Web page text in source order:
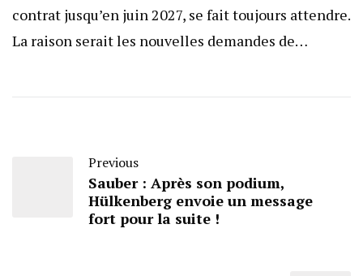
contrat jusqu’en juin 2027, se fait toujours attendre.
La raison serait les nouvelles demandes de…
Previous
Sauber : Après son podium,
Hülkenberg envoie un message
fort pour la suite !